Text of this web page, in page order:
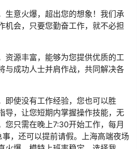
生意火爆，超出您的想象！我们承
机会，只要您勤奋工作，就不必担
资源丰富，能够为您提供优质的工
与成功人士并肩作战，共同解决各
即使没有工作经验，您也可以胜
导，让您短期内掌握操作技能，无
您只需在晚上7:30开始工作，每月
，还可以提前请假。上海高端夜场